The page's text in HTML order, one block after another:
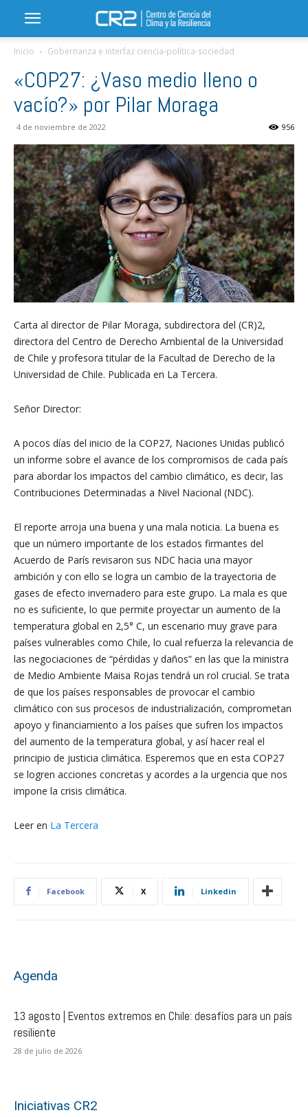
Inicio Gobernanza e interfaz ciencia-política-sociedad
«COP27: ¿Vaso medio lleno o
vacío?» por Pilar Moraga
4 de noviembre de 2022 956
Carta al director de Pilar Moraga, subdirectora del (CR)2,
directora del Centro de Derecho Ambiental de la Universidad
de Chile y profesora titular de la Facultad de Derecho de la
Universidad de Chile. Publicada en La Tercera.
Señor Director:
A pocos días del inicio de la COP27, Naciones Unidas publicó
un informe sobre el avance de los compromisos de cada país
para abordar los impactos del cambio climático, es decir, las
Contribuciones Determinadas a Nivel Nacional (NDC).
El reporte arroja una buena y una mala noticia. La buena es
que un número importante de los estados firmantes del
Acuerdo de París revisaron sus NDC hacia una mayor
ambición y con ello se logra un cambio de la trayectoria de
gases de efecto invernadero para este grupo. La mala es que
no es suficiente, lo que permite proyectar un aumento de la
temperatura global en 2,5° C, un escenario muy grave para
países vulnerables como Chile, lo cual refuerza la relevancia de
las negociaciones de “pérdidas y daños” en las que la ministra
de Medio Ambiente Maisa Rojas tendrá un rol crucial. Se trata
de que los países responsables de provocar el cambio
climático con sus procesos de industrialización, comprometan
apoyo y financiamiento a los países que sufren los impactos
del aumento de la temperatura global, y así hacer real el
principio de justicia climática. Esperemos que en esta COP27
se logren acciones concretas y acordes a la urgencia que nos
impone la crisis climática.
Leer en La Tercera
Facebook X Linkedin
Agenda
13 agosto | Eventos extremos en Chile: desafíos para un país
resiliente
28 de julio de 2026
Iniciativas CR2